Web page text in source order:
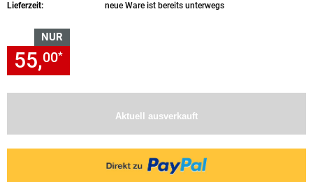
Lieferzeit: neue Ware ist bereits unterwegs
NUR
55,00*
Aktuell ausverkauft